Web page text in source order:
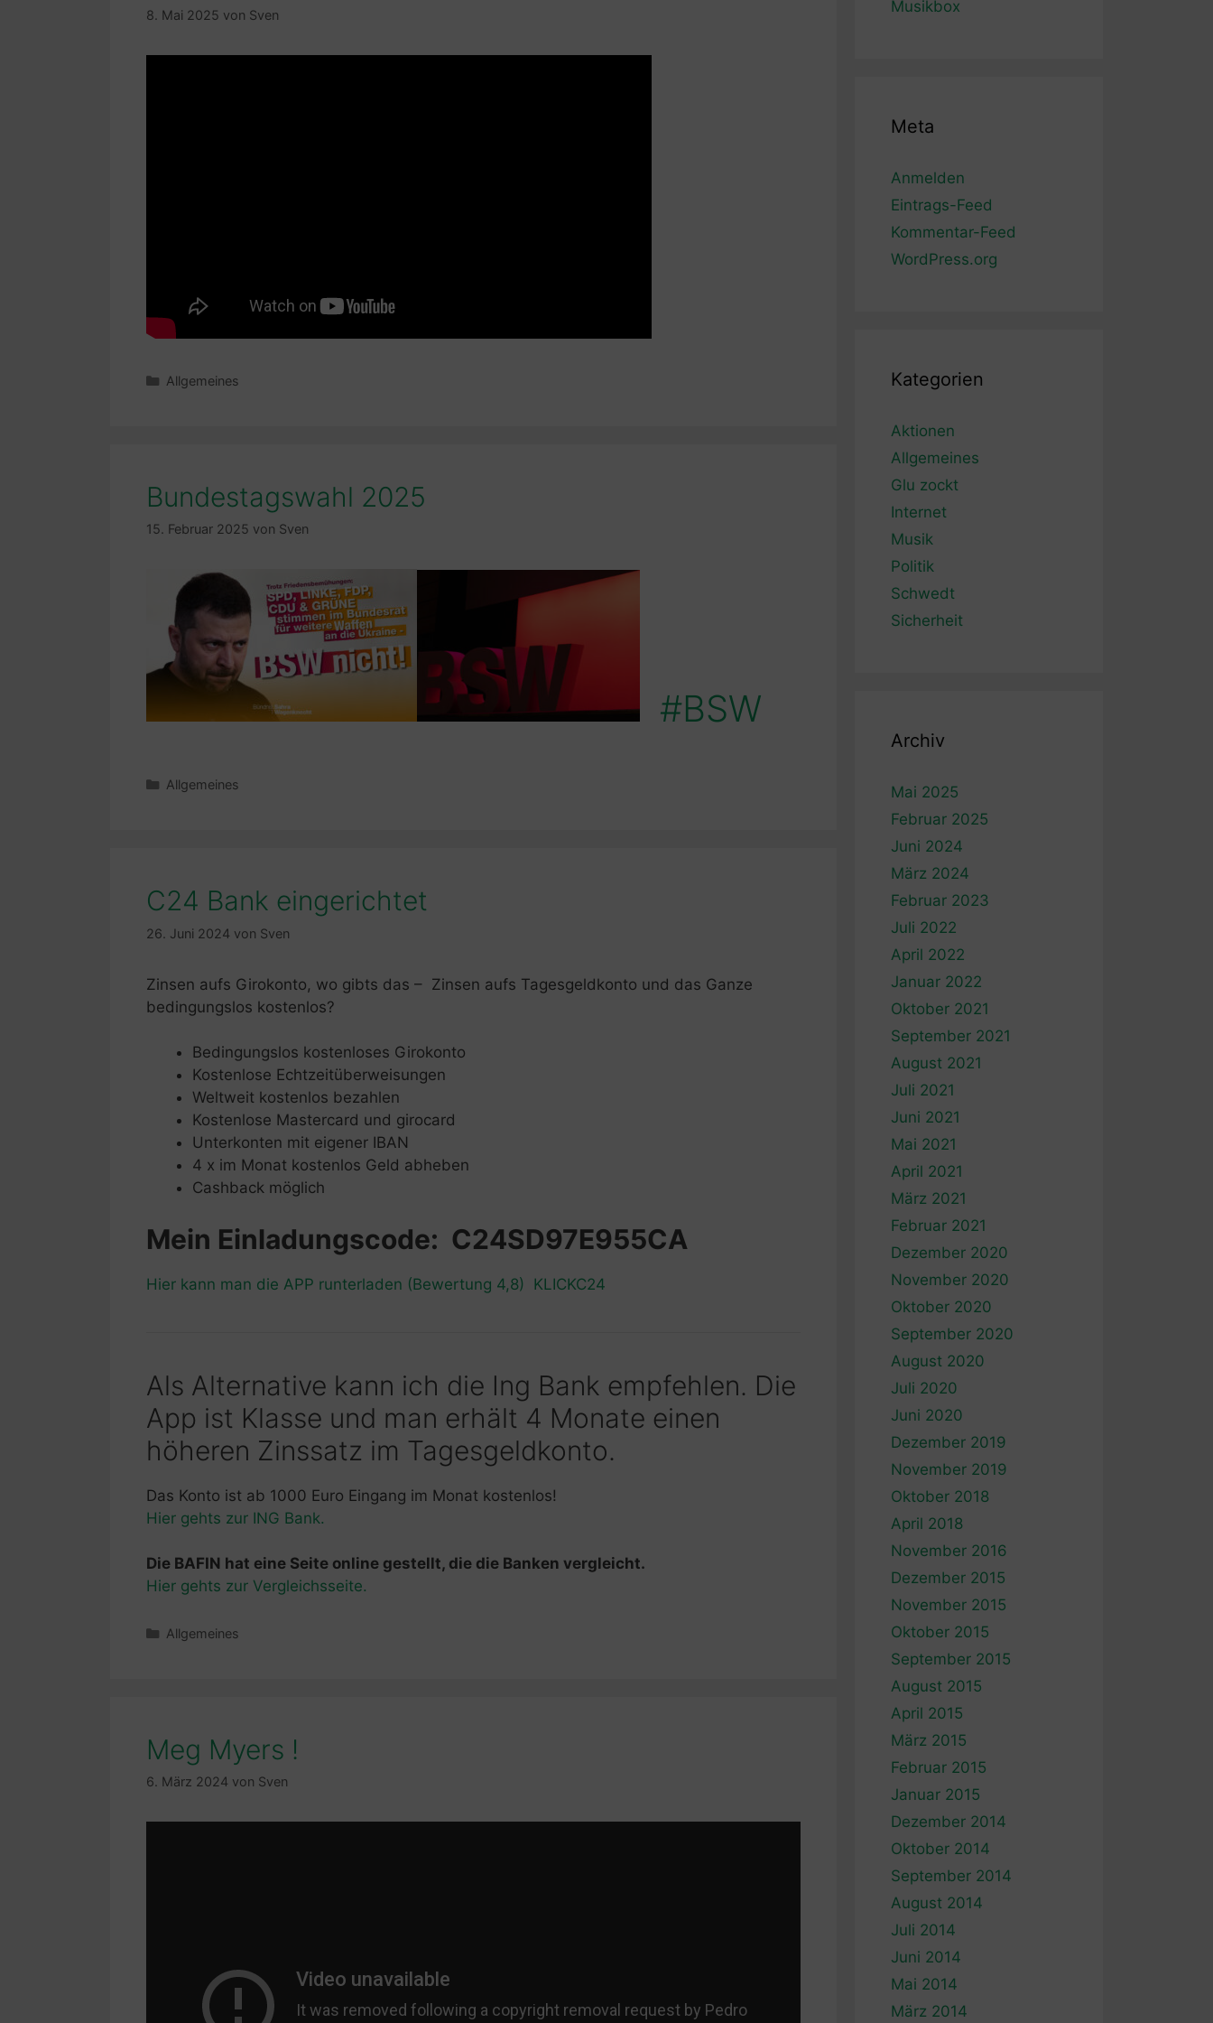
8. Mai 2025 von Sven
Kategorien
Allgemeines
Bundestagswahl 2025
15. Februar 2025 von Sven
#BSW
Kategorien
Allgemeines
C24 Bank eingerichtet
26. Juni 2024 von Sven
Zinsen aufs Girokonto, wo gibts das – Zinsen aufs Tagesgeldkonto und das Ganze
bedingungslos kostenlos?
Bedingungslos kostenloses Girokonto
Kostenlose Echtzeitüberweisungen
Weltweit kostenlos bezahlen
Kostenlose Mastercard und girocard
Unterkonten mit eigener IBAN
4 x im Monat kostenlos Geld abheben
Cashback möglich
Mein Einladungscode: C24SD97E955CA
Hier kann man die APP runterladen (Bewertung 4,8) KLICKC24
Als Alternative kann ich die Ing Bank empfehlen. Die
App ist Klasse und man erhält 4 Monate einen
höheren Zinssatz im Tagesgeldkonto.
Das Konto ist ab 1000 Euro Eingang im Monat kostenlos!
Hier gehts zur ING Bank.
Die BAFIN hat eine Seite online gestellt, die die Banken vergleicht.
Hier gehts zur Vergleichsseite.
Kategorien
Allgemeines
Meg Myers !
6. März 2024 von Sven
Musikbox
Meta
Anmelden
Eintrags-Feed
Kommentar-Feed
WordPress.org
Kategorien
Aktionen
Allgemeines
Glu zockt
Internet
Musik
Politik
Schwedt
Sicherheit
Archiv
Mai 2025
Februar 2025
Juni 2024
März 2024
Februar 2023
Juli 2022
April 2022
Januar 2022
Oktober 2021
September 2021
August 2021
Juli 2021
Juni 2021
Mai 2021
April 2021
März 2021
Februar 2021
Dezember 2020
November 2020
Oktober 2020
September 2020
August 2020
Juli 2020
Juni 2020
Dezember 2019
November 2019
Oktober 2018
April 2018
November 2016
Dezember 2015
November 2015
Oktober 2015
September 2015
August 2015
April 2015
März 2015
Februar 2015
Januar 2015
Dezember 2014
Oktober 2014
September 2014
August 2014
Juli 2014
Juni 2014
Mai 2014
März 2014